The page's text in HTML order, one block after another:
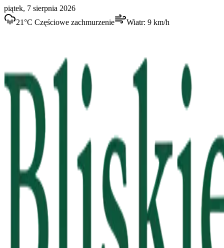
piątek, 7 sierpnia 2026
21°C Częściowe zachmurzenie Wiatr: 9 km/h